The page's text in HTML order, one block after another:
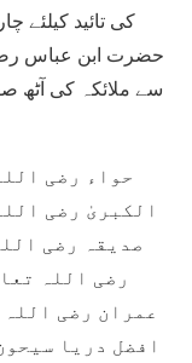
کی تائید کیلئے
حضرت ابن عباس
سے ملائکہ کی آٹھ
حواء رضی
الکبریٰ رضی
صدیقہ رضی
رضی اللہ
افضل دریا